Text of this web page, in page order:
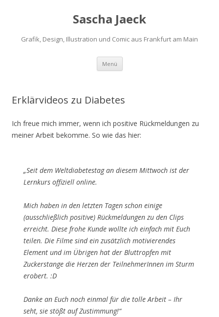
Sascha Jaeck
Grafik, Design, Illustration und Comic aus Frankfurt am Main
Menü Zum
springen
Erklärvideos zu Diabetes
Ich freue mich immer, wenn ich positive Rückmeldungen zu
meiner Arbeit bekomme. So wie das hier:
„Seit dem Weltdiabetestag an diesem Mittwoch ist der
Lernkurs offiziell online.
Mich haben in den letzten Tagen schon einige
(ausschließlich positive) Rückmeldungen zu den Clips
erreicht. Diese frohe Kunde wollte ich einfach mit Euch
teilen. Die Filme sind ein zusätzlich motivierendes
Element und im Übrigen hat der Bluttropfen mit
Zuckerstange die Herzen der TeilnehmerInnen im Sturm
erobert. :D
Danke an Euch noch einmal für die tolle Arbeit – Ihr
seht, sie stößt auf Zustimmung!“